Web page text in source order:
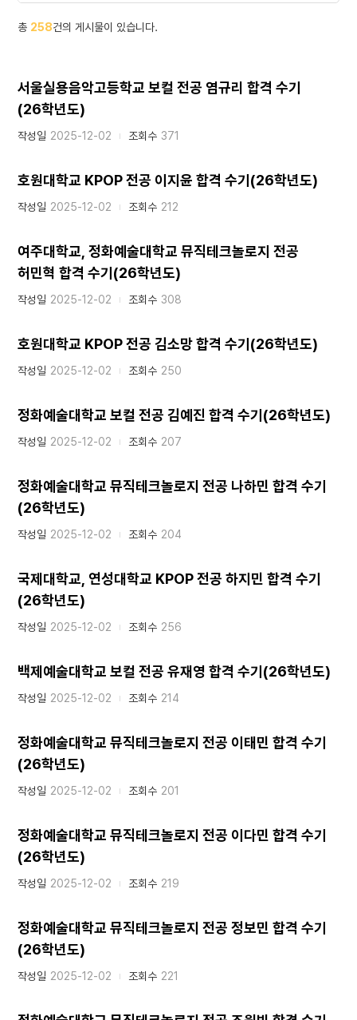
총 258건의 게시물이 있습니다.
서울실용음악고등학교 보컬 전공 염규리 합격 수기
(26학년도)
작성일 2025-12-02 조회수 371
호원대학교 KPOP 전공 이지윤 합격 수기(26학년도)
작성일 2025-12-02 조회수 212
여주대학교, 정화예술대학교 뮤직테크놀로지 전공
허민혁 합격 수기(26학년도)
작성일 2025-12-02 조회수 308
호원대학교 KPOP 전공 김소망 합격 수기(26학년도)
작성일 2025-12-02 조회수 250
정화예술대학교 보컬 전공 김예진 합격 수기(26학년도)
작성일 2025-12-02 조회수 207
정화예술대학교 뮤직테크놀로지 전공 나하민 합격 수기
(26학년도)
작성일 2025-12-02 조회수 204
국제대학교, 연성대학교 KPOP 전공 하지민 합격 수기
(26학년도)
작성일 2025-12-02 조회수 256
백제예술대학교 보컬 전공 유재영 합격 수기(26학년도)
작성일 2025-12-02 조회수 214
정화예술대학교 뮤직테크놀로지 전공 이태민 합격 수기
(26학년도)
작성일 2025-12-02 조회수 201
정화예술대학교 뮤직테크놀로지 전공 이다민 합격 수기
(26학년도)
작성일 2025-12-02 조회수 219
정화예술대학교 뮤직테크놀로지 전공 정보민 합격 수기
(26학년도)
작성일 2025-12-02 조회수 221